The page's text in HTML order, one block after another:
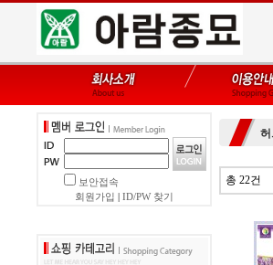
보안접속
회원가입
ID/PW 찾기
총 22건